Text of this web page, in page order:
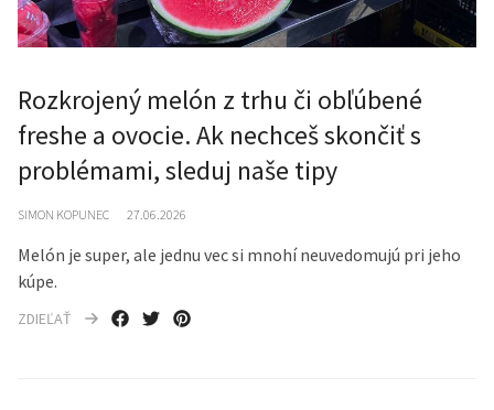
Rozkrojený melón z trhu či obľúbené
freshe a ovocie. Ak nechceš skončiť s
problémami, sleduj naše tipy
SIMON KOPUNEC 27.06.2026
Melón je super, ale jednu vec si mnohí neuvedomujú pri jeho
kúpe.
ZDIEĽAŤ